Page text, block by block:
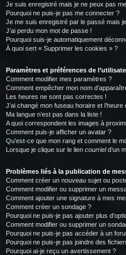
Je suis enregistré mais je ne peux pas
Pourquoi ne puis-je pas me connecter ?
Je me suis enregistré par le passé mais
J’ai perdu mon mot de passe !
Pourquoi suis-je automatiquement
À quoi sert « Supprimer les cookies » ?
Paramètres et préférences de
Comment modifier mes paramètres ?
Comment empêcher mon nom
Les heures ne sont pas correctes !
J’ai changé mon fuseau horaire et
Ma langue n’est pas dans la liste !
A quoi correspondent les images à
Comment puis-je afficher un avatar ?
Qu’est-ce que mon rang et comment le
Lorsque je clique sur le lien courrield’un
Problèmes liés à la publication de
Comment créer un nouveau sujet ou
Comment modifier ou supprimer un
Comment ajouter une signature à mes
Comment créer un sondage ?
Pourquoi ne puis-je pas ajouter plus
Comment modifier ou supprimer un
Pourquoi ne puis-je pas accéder à un
Pourquoi ne puis-je pas joindre des
Pourquoi ai-je reçu un avertissement ?